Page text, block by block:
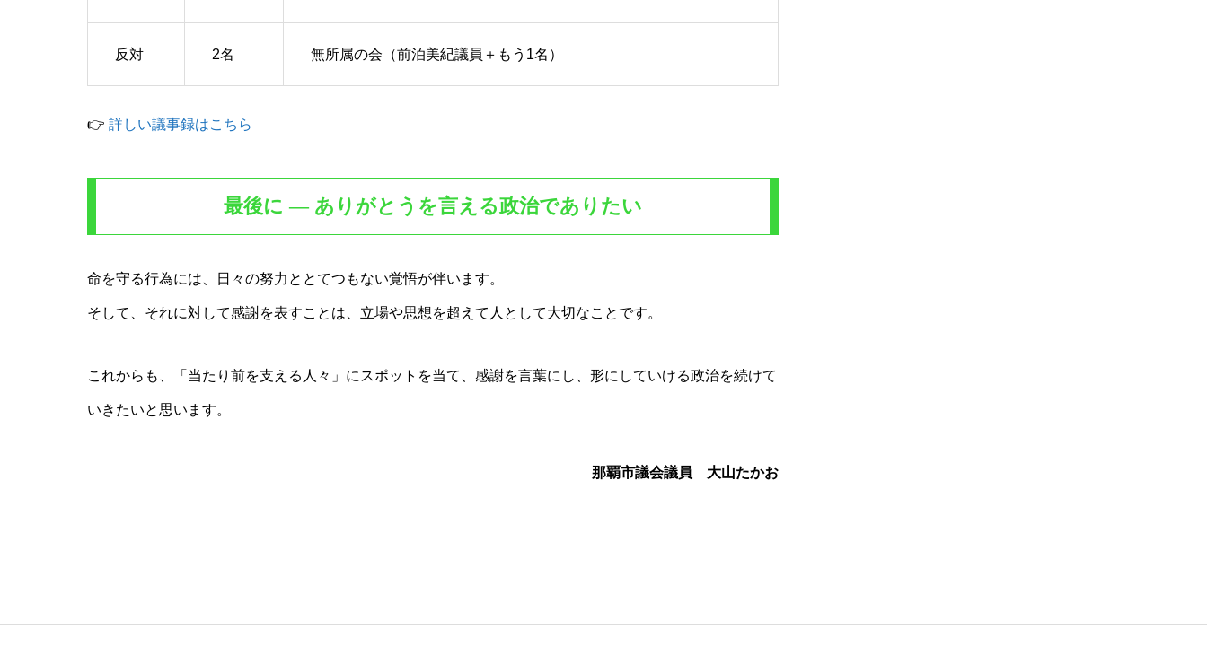
反対 2名 無所属の会（前泊美紀議員＋もう1名）
👉 詳しい議事録はこちら
最後に ― ありがとうを言える政治でありたい
命を守る行為には、日々の努力ととてつもない覚悟が伴います。
そして、それに対して感謝を表すことは、立場や思想を超えて人として大切なことです。
これからも、「当たり前を支える人々」にスポットを当て、感謝を言葉にし、形にしていける政治を続けて
いきたいと思います。
那覇市議会議員 大山たかお